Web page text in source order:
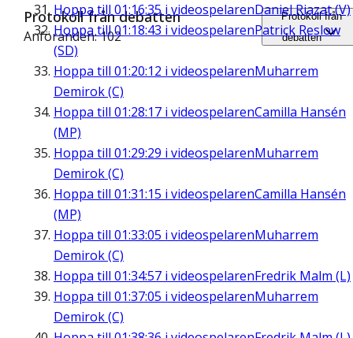
Hoppa till 01:16:35 i videospelarenDaniel Riazat (V)
Hoppa till01:18:43 i videospelarenPatrick Reslow
(SD)
Hoppa till 01:20:12 i videospelarenMuharrem
Demirok (C)
Hoppa till 01:28:17 i videospelarenCamilla Hansén
(MP)
Hoppa till 01:29:29 i videospelarenMuharrem
Demirok (C)
Hoppa till 01:31:15 i videospelarenCamilla Hansén
(MP)
Hoppa till 01:33:05 i videospelarenMuharrem
Demirok (C)
Hoppa till 01:34:57 i videospelarenFredrik Malm (L)
Hoppa till 01:37:05 i videospelarenMuharrem
Demirok (C)
Protokoll från debatten
Anföranden: 102
Protokoll från
debatten